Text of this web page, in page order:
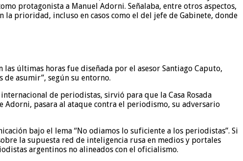
protagonista a Manuel Adorni. Señalaba, entre otros aspectos,
prioridad, incluso en casos como el del jefe de Gabinete, donde
últimas horas fue diseñada por el asesor Santiago Caputo,
asumir”, según su entorno.
de periodistas, sirvió para que la Casa Rosada
pasara al ataque contra el periodismo, su adversario
bajo el lema “No odiamos lo suficiente a los periodistas”. Si
la supuesta red de inteligencia rusa en medios y portales
argentinos no alineados con el oficialismo.